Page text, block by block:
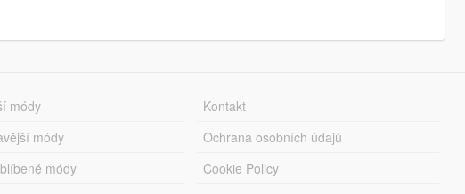
módy
módy
módy
Kontakt
Ochrana osobních údajů
Cookie Policy